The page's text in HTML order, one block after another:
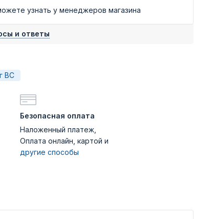
узнать у менеджеров магазина
и ответы
ВС
Безопасная оплата
Наложенный платеж,
Оплата онлайн, картой и
другие способы